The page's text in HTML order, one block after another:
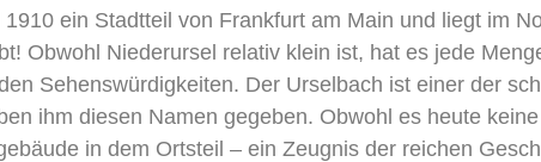
ein Stadtteil von Frankfurt am Main und liegt im
Obwohl Niederursel relativ klein ist, hat es jede
Sehenswürdigkeiten. Der Urselbach ist einer der
ihm diesen Namen gegeben. Obwohl es heute
in dem Ortsteil – ein Zeugnis der reichen